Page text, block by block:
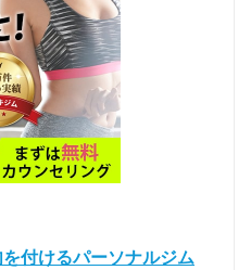
付けるパーソナルジム